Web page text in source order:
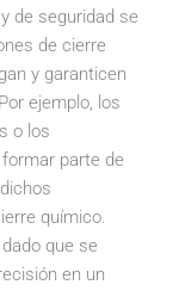
de seguridad se
de cierre
y garanticen
ejemplo, los
o los
parte de
químico.
que se
en un